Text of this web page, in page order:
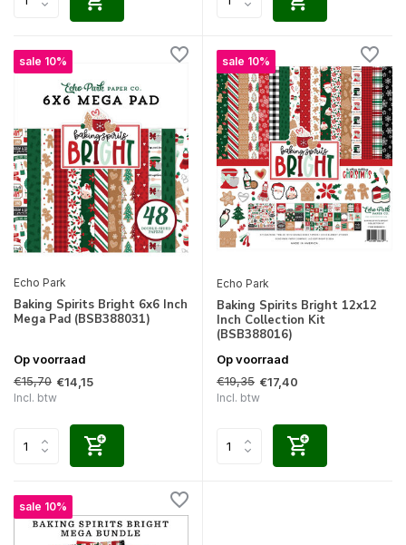
sale 10%
Echo Park
Baking Spirits Bright 6x6 Inch
Mega Pad (BSB388031)
Op voorraad
€15,70 €14,15
Incl. btw
sale 10%
Echo Park
Baking Spirits Bright 12x12
Inch Collection Kit
(BSB388016)
Op voorraad
€19,35 €17,40
Incl. btw
sale 10%